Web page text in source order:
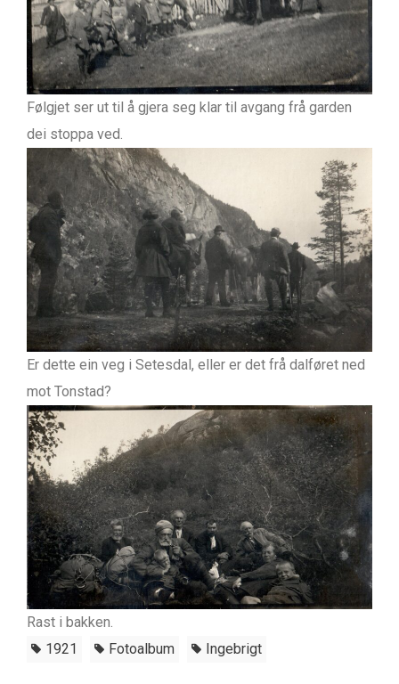
Følgjet ser ut til å gjera seg klar til avgang frå garden
dei stoppa ved.
Er dette ein veg i Setesdal, eller er det frå dalføret ned
mot Tonstad?
Rast i bakken.
1921
Fotoalbum Ingebrigt